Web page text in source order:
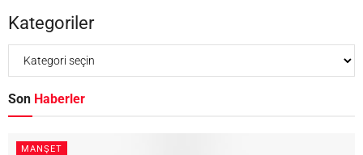
Kategoriler
Son Haberler
MANŞET